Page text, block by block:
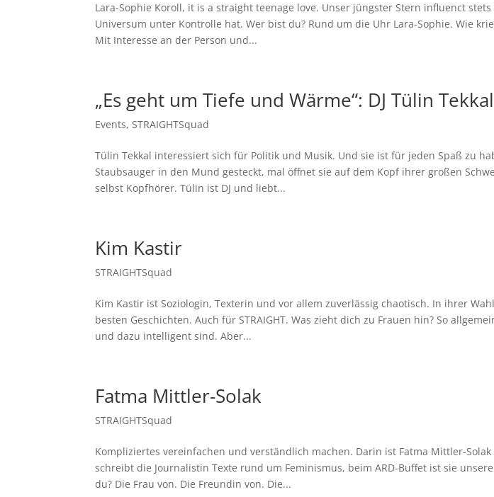
Lara-Sophie Koroll, it is a straight teenage love. Unser jüngster Stern influenct stets
Universum unter Kontrolle hat. Wer bist du? Rund um die Uhr Lara-Sophie. Wie
Mit Interesse an der Person und...
„Es geht um Tiefe und Wärme“: DJ Tülin Tekkal
Events,STRAIGHTSquad
Tülin Tekkal interessiert sich für Politik und Musik. Und sie ist für jeden Spaß zu
Staubsauger in den Mund gesteckt, mal öffnet sie auf dem Kopf ihrer großen
selbst Kopfhörer. Tülin ist DJ und liebt...
Kim Kastir
STRAIGHTSquad
Kim Kastir ist Soziologin, Texterin und vor allem zuverlässig chaotisch. In ihrer
besten Geschichten. Auch für STRAIGHT. Was zieht dich zu Frauen hin? So
und dazu intelligent sind. Aber...
Fatma Mittler-Solak
STRAIGHTSquad
Kompliziertes vereinfachen und verständlich machen. Darin ist Fatma Mittler-Solak
schreibt die Journalistin Texte rund um Feminismus, beim ARD-Buffet ist sie
du? Die Frau von. Die Freundin von. Die...